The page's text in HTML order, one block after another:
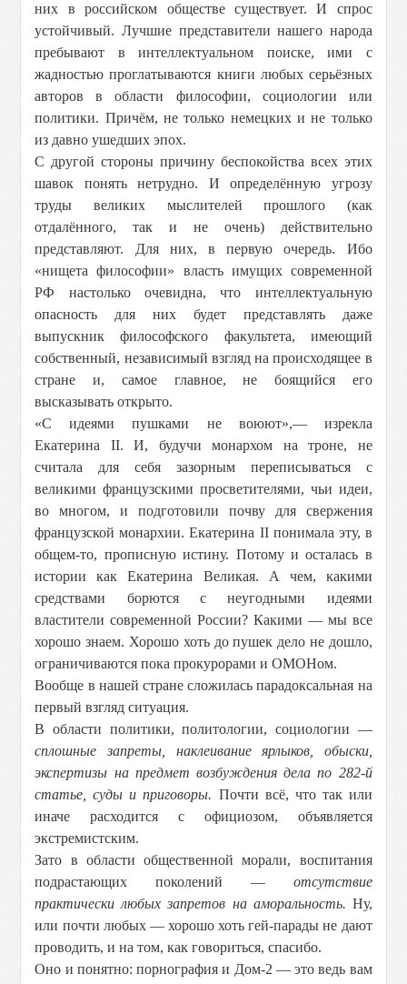
них в российском обществе существует. И спрос
устойчивый. Лучшие представители нашего народа
пребывают в интеллектуальном поиске, ими с
жадностью проглатываются книги любых серьёзных
авторов в области философии, социологии или
политики. Причём, не только немецких и не только
из давно ушедших эпох.
С другой стороны причину беспокойства всех этих
шавок понять нетрудно. И определённую угрозу
труды великих мыслителей прошлого (как
отдалённого, так и не очень) действительно
представляют. Для них, в первую очередь. Ибо
«нищета философии» власть имущих современной
РФ настолько очевидна, что интеллектуальную
опасность для них будет представлять даже
выпускник философского факультета, имеющий
собственный, независимый взгляд на происходящее в
стране и, самое главное, не боящийся его
высказывать открыто.
«С идеями пушками не воюют»,— изрекла
Екатерина II. И, будучи монархом на троне, не
считала для себя зазорным переписываться с
великими французскими просветителями, чьи идеи,
во многом, и подготовили почву для свержения
французской монархии. Екатерина II понимала эту, в
общем-то, прописную истину. Потому и осталась в
истории как Екатерина Великая. А чем, какими
средствами борются с неугодными идеями
властители современной России? Какими — мы все
хорошо знаем. Хорошо хоть до пушек дело не дошло,
ограничиваются пока прокурорами и ОМОНом.
Вообще в нашей стране сложилась парадоксальная на
первый взгляд ситуация.
В области политики, политологии, социологии —
сплошные запреты, наклеивание ярлыков, обыски,
экспертизы на предмет возбуждения дела по 282-й
статье, суды и приговоры. Почти всё, что так или
иначе расходится с официозом, объявляется
экстремистским.
Зато в области общественной морали, воспитания
подрастающих поколений — отсутствие
практически любых запретов на аморальность. Ну,
или почти любых — хорошо хоть гей-парады не дают
проводить, и на том, как говориться, спасибо.
Оно и понятно: порнография и Дом-2 — это ведь вам